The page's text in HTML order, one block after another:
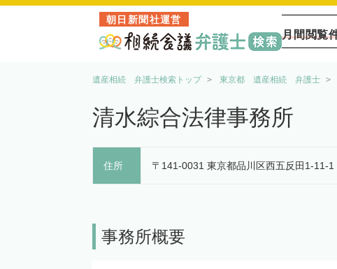
朝日新聞社運営
月間閲覧
遺産相続 弁護士検索トップ 東京都 遺産相続 弁護士
清水綜合法律事務所
住所 〒141-0031 東京都品川区西五反田1-11-
事務所概要